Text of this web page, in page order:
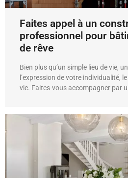
Faites appel à un
professionnel pour
de rêve
Bien plus qu’un simple lieu de vie,
l’expression de votre individualité,
vie. Faites-vous accompagner par